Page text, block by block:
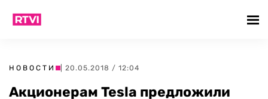
НОВОСТИ | 20.05.2018 / 12:04
Акционерам Tesla предложили